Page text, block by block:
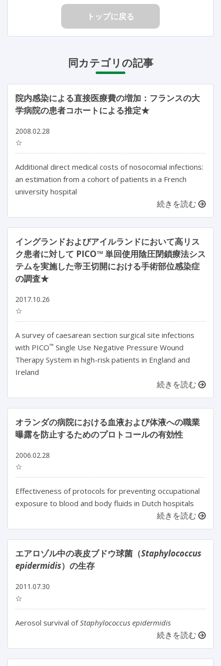
トップに戻る
同カテゴリの記事
院内感染による直接医療費の増加：フランスの大
学病院の患者コホートによる推定★
2008.02.28
☆
Additional direct medical costs of nosocomial infections:
an estimation from a cohort of patients in a French
university hospital
続きを読む
イングランドおよびアイルランドにおいて高リス
ク患者に対して PICO™ 単回使用陰圧閉鎖療法シス
テムを実施した帝王切開における手術部位感染症
の調査★
2017.10.26
☆
A survey of caesarean section surgical site infections
with PICO™ Single Use Negative Pressure Wound
Therapy System in high-risk patients in England and
Ireland
続きを読む
オランダの病院における血液および体液への職業
曝露を防止するためのプロトコールの有効性
2006.02.28
☆
Effectiveness of protocols for preventing occupational
exposure to blood and body fluids in Dutch hospitals
続きを読む
エアロゾル中の表皮ブドウ球菌（Staphylococcus
epidermidis）の生存
2011.07.30
☆
Aerosol survival ofStaphylococcus epidermidis
続きを読む